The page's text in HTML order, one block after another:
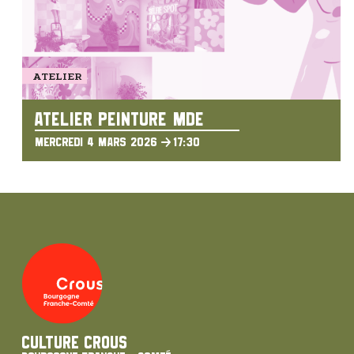
ATELIER
ATELIER PEINTURE MDE
MERCREDI 4 MARS 2026 17:30
Culture Crous